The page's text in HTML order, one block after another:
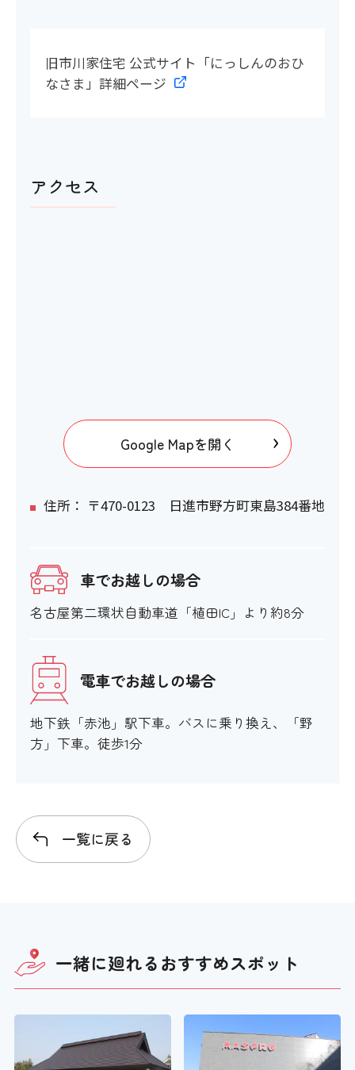
旧市川家住宅 公式サイト「にっしんのおひ
なさま」詳細ページ
アクセス
Google Mapを開く
住所： 〒470-0123 日進市野方町東島384番地
車でお越しの場合
名古屋第二環状自動車道「植田IC」より約8分
電車でお越しの場合
地下鉄「赤池」駅下車。バスに乗り換え、「野
方」下車。徒歩1分
一覧に戻る
一緒に廻れるおすすめスポット